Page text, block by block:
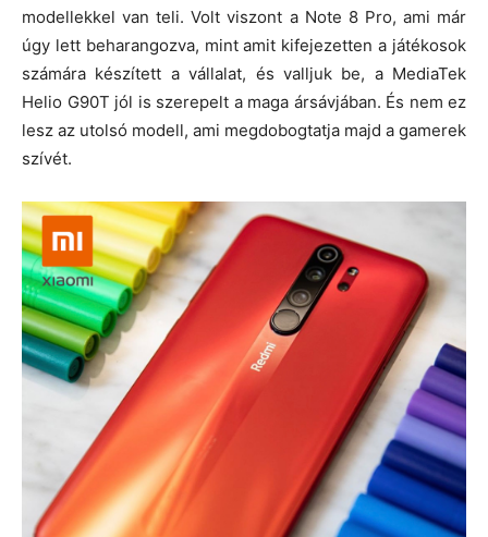
modellekkel van teli. Volt viszont a Note 8 Pro, ami már
úgy lett beharangozva, mint amit kifejezetten a játékosok
számára készített a vállalat, és valljuk be, a MediaTek
Helio G90T jól is szerepelt a maga ársávjában. És nem ez
lesz az utolsó modell, ami megdobogtatja majd a gamerek
szívét.